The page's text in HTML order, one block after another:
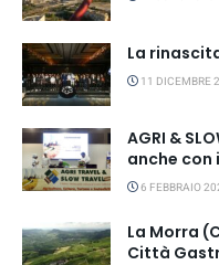
La
11 DICEMBRE
AGRI &
anche con
6 FEBBRAIO
La Morra
Città